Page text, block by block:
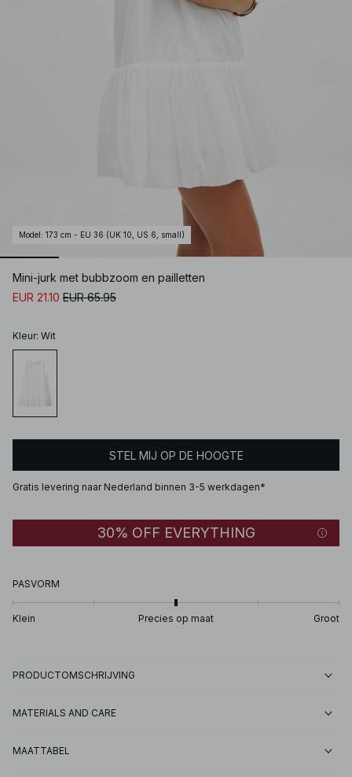
Model : 173 cm - EU 36 (UK 10, US 6, small)
Mini-jurk met bubbzoom en pailletten
EUR 21.10 EUR 65.95
Kleur: Wit
STEL MIJ OP DE HOOGTE
Gratis levering naar Nederland binnen 3-5 werkdagen*
30% OFF EVERYTHING
PASVORM
Klein Precies op maat Groot
PRODUCTOMSCHRIJVING
MATERIALS AND CARE
MAATTABEL